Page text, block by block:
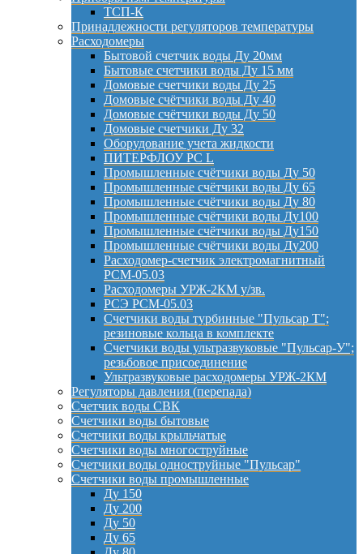
ТСП-К
Принадлежности регуляторов температуры
Расходомеры
Бытовой счетчик воды Ду 20мм
Бытовые счетчики воды Ду 15 мм
Домовые счетчики воды Ду 25
Домовые счётчики воды Ду 40
Домовые счётчики воды Ду 50
Домовые счетчики Ду 32
Оборудование учета жидкости
ПИТЕРФЛОУ РС L
Промышленные счётчики воды Ду 50
Промышленные счётчики воды Ду 65
Промышленные счётчики воды Ду 80
Промышленные счётчики воды Ду100
Промышленные счётчики воды Ду150
Промышленные счётчики воды Ду200
Расходомер-счетчик электромагнитный
РСМ-05.03
Расходомеры УРЖ-2КМ у/зв.
РСЭ РСМ-05.03
Счетчики воды турбинные "Пульсар Т";
резиновые кольца в комплекте
Счетчики воды ультразвуковые "Пульсар-У";
резьбовое присоединение
Ультразвуковые расходомеры УРЖ-2КМ
Регуляторы давления (перепада)
Счетчик воды СВК
Счетчики воды бытовые
Счетчики воды крыльчатые
Счетчики воды многоструйные
Счетчики воды одноструйные "Пульсар"
Счетчики воды промышленные
Ду 150
Ду 200
Ду 50
Ду 65